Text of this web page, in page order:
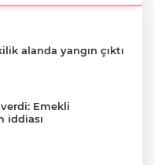
alanda yangın çıktı
Emekli
iddiası